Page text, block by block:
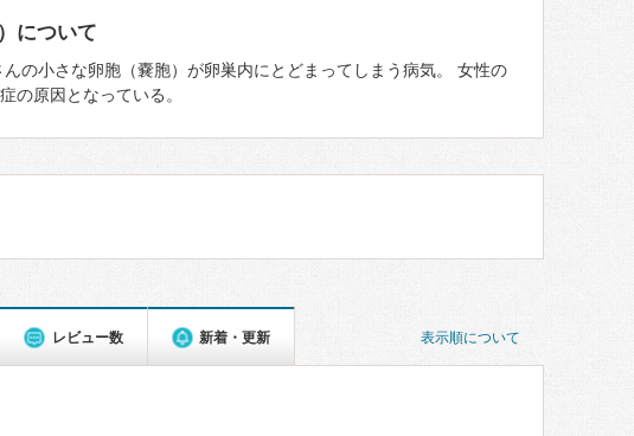
について
の⼩さな卵胞（嚢胞）が卵巣内にとどまってしまう病気。 女性の
の原因となっている。
表示順について
レビュー数 新着・更新